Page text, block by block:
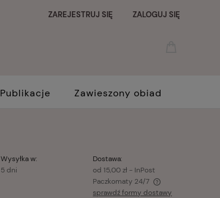
ZAREJESTRUJ SIĘ ZALOGUJ SIĘ
Publikacje Zawieszony obiad
Wysyłka w:
5 dni
Dostawa:
od 15,00 zł - InPost
Paczkomaty 24/7
sprawdź formy dostawy